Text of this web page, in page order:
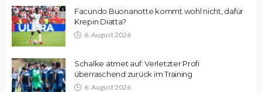
Facundo Buonanotte kommt wohl nicht, dafür
Krepin Diatta?
6. August 2026
Schalke atmet auf: Verletzter Profi
überraschend zurück im Training
6. August 2026